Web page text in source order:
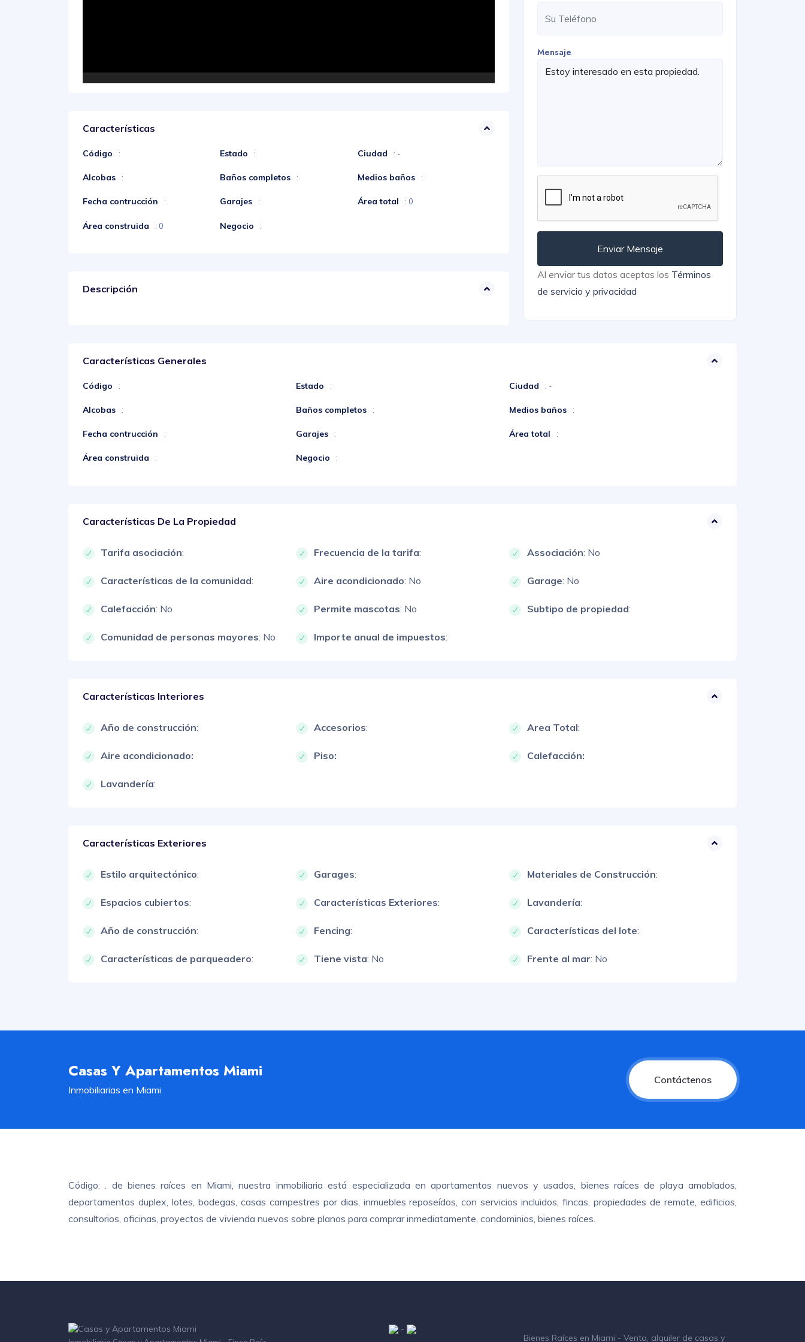
Características
Código : Estado : Ciudad : -
Alcobas : Baños completos : Medios baños :
Fecha contrucción : Garajes : Área total : 0
Área construida : 0 Negocio :
Descripción
Mensaje
Enviar Mensaje
Al enviar tus datos aceptas los Términos
de servicio y privacidad
Características Generales
Código : Estado : Ciudad : -
Alcobas : Baños completos : Medios baños :
Fecha contrucción : Garajes : Área total :
Área construida : Negocio :
Características De La Propiedad
Tarifa asociación: Frecuencia de la tarifa: Associación: No
Características de la comunidad: Aire acondicionado: No Garage: No
Calefacción: No Permite mascotas: No Subtipo de propiedad:
Comunidad de personas mayores: No Importe anual de impuestos:
Características Interiores
Año de construcción: Accesorios: Area Total:
Aire acondicionado: Piso: Calefacción:
Lavandería:
Características Exteriores
Estilo arquitectónico: Garages: Materiales de Construcción:
Espacios cubiertos: Características Exteriores: Lavandería:
Año de construcción: Fencing: Características del lote:
Características de parqueadero: Tiene vista: No Frente al mar: No
Casas Y Apartamentos Miami
Inmobiliarias en Miami.
Contáctenos
Código: . de bienes raíces en Miami, nuestra inmobiliaria está especializada en apartamentos nuevos y usados, bienes raíces de playa amoblados,
departamentos duplex, lotes, bodegas, casas campestres por dias, inmuebles reposeídos, con servicios incluidos, fincas, propiedades de remate, edificios,
consultorios, oficinas, proyectos de vivienda nuevos sobre planos para comprar inmediatamente, condominios, bienes raíces.
-
Bienes Raíces en Miami - Venta, alquiler de casas y